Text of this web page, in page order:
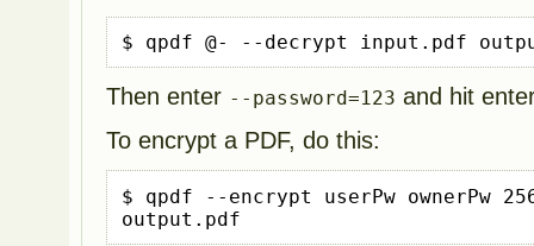
$ qpdf @- --decrypt input.pdf
Then enter --password=123 and hit
To encrypt a PDF, do this:
$ qpdf --encrypt userPw ownerPw
output.pdf